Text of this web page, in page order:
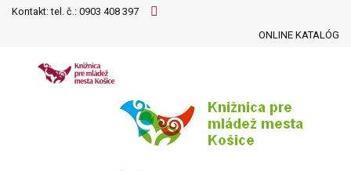
Kontakt: tel. č.: 0903 408 397
ONLINE KATALÓG